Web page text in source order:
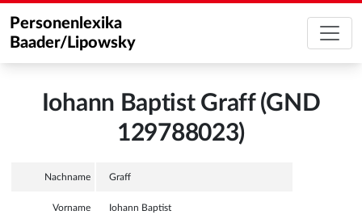
Personenlexika
Baader/Lipowsky
Iohann Baptist Graff (GND
129788023)
Nachname Graff
Vorname Iohann Baptist